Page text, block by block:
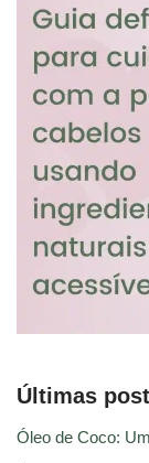
Últimas
Óleo de Coco: